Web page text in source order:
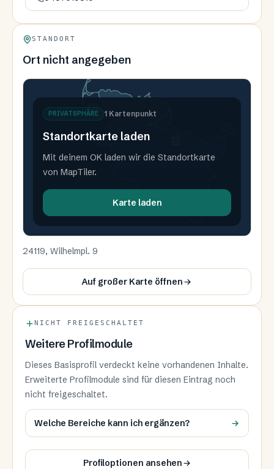
STANDORT
Ort nicht angegeben
PRIVATSPHÄRE 1 Kartenpunkt
Standortkarte laden
Mit deinem OK laden wir die Standortkarte
von MapTiler.
Karte laden
24119, Wilhelmpl. 9
Auf großer Karte öffnen
NICHT FREIGESCHALTET
Weitere Profilmodule
Dieses Basisprofil verdeckt keine vorhandenen Inhalte.
Erweiterte Profilmodule sind für diesen Eintrag noch
nicht freigeschaltet.
Welche Bereiche kann ich ergänzen?
Profiloptionen ansehen